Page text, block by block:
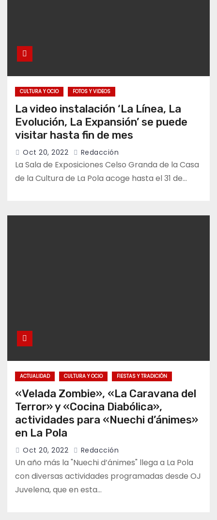
CULTURA Y OCIO FOTOS Y VIDEOS
La video instalación ‘La Línea, La
Evolución, La Expansión’ se puede
visitar hasta fin de mes
Oct 20, 2022 Redacción
La Sala de Exposiciones Celso Granda de la Casa
de la Cultura de La Pola acoge hasta el 31 de…
ACTUALIDAD CULTURA Y OCIO FIESTAS Y TRADICIÓN
«Velada Zombie», «La Caravana del
Terror» y «Cocina Diabólica»,
actividades para «Nuechi d’ánimes»
en La Pola
Oct 20, 2022 Redacción
Un año más la "Nuechi d’ánimes" llega a La Pola
con diversas actividades programadas desde OJ
Juvelena, que en esta…